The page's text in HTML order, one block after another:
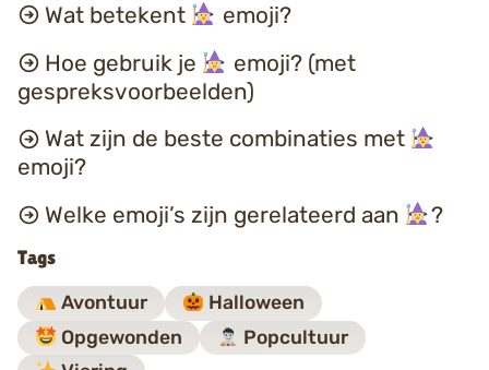
Wat betekent
emoji?
Hoe gebruik je
emoji? (met
gespreksvoorbeelden)
Wat zijn de beste combinaties met
emoji?
Welke emoji’s zijn gerelateerd aan
?
Tags
Avontuur
Halloween
Opgewonden
Popcultuur